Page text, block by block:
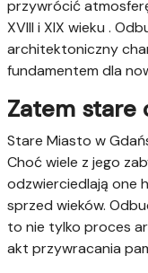
przywrócić
XVIII i XIX wieku .
architektoniczny
fundamentem dla
Zatem stare
Stare Miasto w
Choć wiele z jego
odzwierciedlają one
sprzed wieków.
to nie tylko proces
akt przywracania